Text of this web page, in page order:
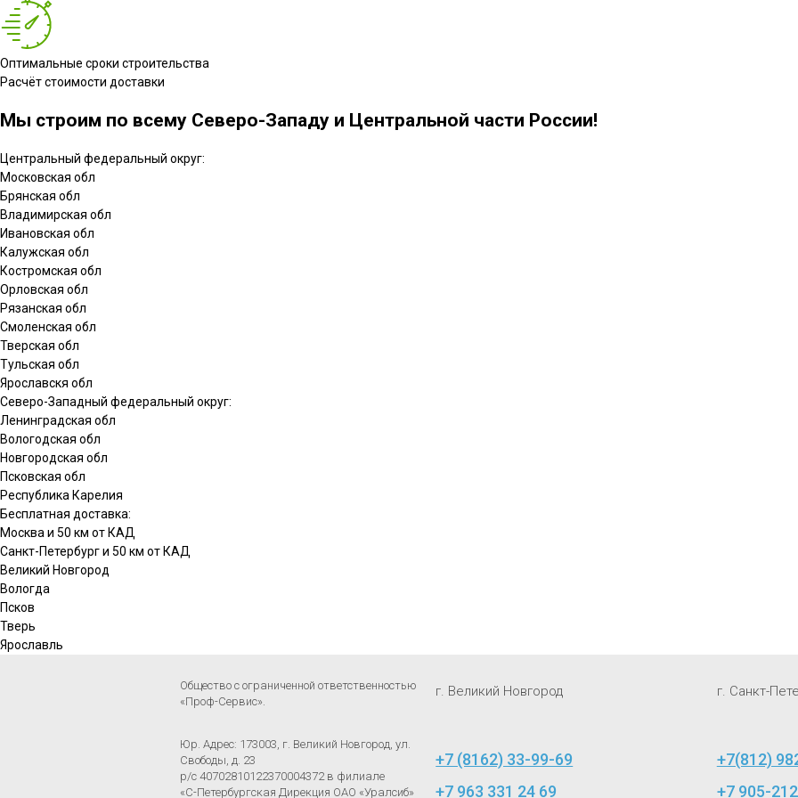
Оптимальные сроки строительства
Расчёт стоимости доставки
Мы строим по всему Северо-Западу и Центральной части России!
Центральный федеральный округ:
Московская обл
Брянская обл
Владимирская обл
Ивановская обл
Калужская обл
Костромская обл
Орловская обл
Рязанская обл
Смоленская обл
Тверская обл
Тульская обл
Ярославскя обл
Северо-Западный федеральный округ:
Ленинградская обл
Вологодская обл
Новгородская обл
Псковская обл
Республика Карелия
Бесплатная доставка:
Москва и 50 км от КАД
Санкт-Петербург и 50 км от КАД
Великий Новгород
Вологда
Псков
Тверь
Ярославль
Общество с ограниченной ответственностью
«Проф-Сервис».
Юр. Адрес: 173003, г. Великий Новгород, ул.
Свободы, д. 23
р/с 40702810122370004372 в филиале
«С-Петербургская Дирекция ОАО «Уралсиб»
г. Великий Новгород
+7 (8162) 33-99-69
+7 963 331 24 69
г. Санкт-
+7(812)
+7 905-